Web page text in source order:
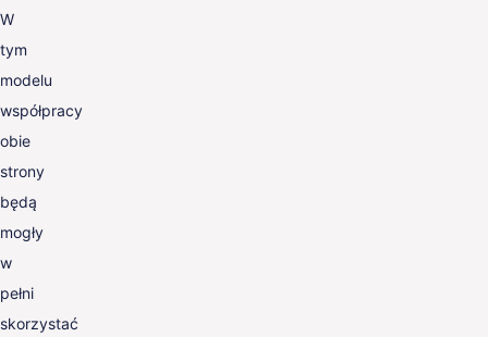
W
tym
modelu
współpracy
obie
strony
będą
mogły
w
pełni
skorzystać